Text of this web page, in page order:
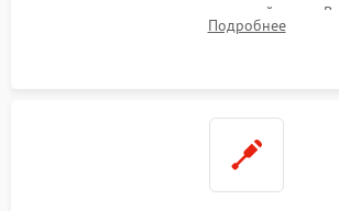
контроллеров на материнской плате.
разъемов и кнопок, замена
Подробнее